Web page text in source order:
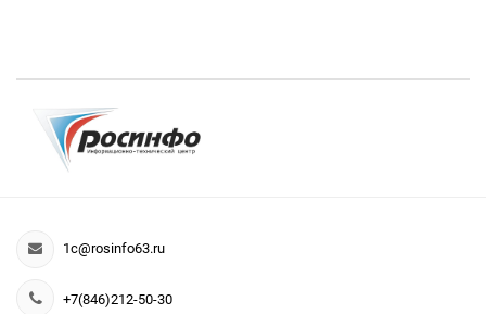
1c@rosinfo63.ru
+7(846)212-50-30